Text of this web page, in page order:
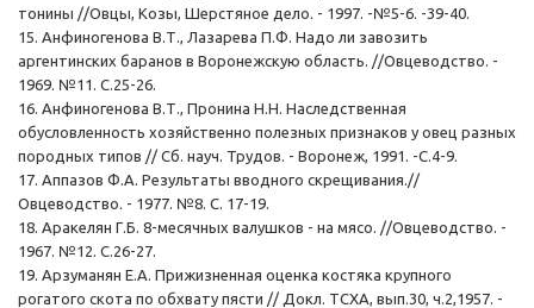
тонины //Овцы, Козы, Шерстяное дело. - 1997. -№5-6. -39-40.
15. Анфиногенова В.Т., Лазарева П.Ф. Надо ли завозить
аргентинских баранов в Воронежскую область. //Овцеводство. -
1969. №11. С.25-26.
16. Анфиногенова В.Т., Пронина Н.Н. Наследственная
обусловленность хозяйственно полезных признаков у овец разных
породных типов // Сб. науч. Трудов. - Воронеж, 1991. -С.4-9.
17. Аппазов Ф.А. Результаты вводного скрещивания.//
Овцеводство. - 1977. №8. С. 17-19.
18. Аракелян Г.Б. 8-месячных валушков - на мясо. //Овцеводство. -
1967. №12. С.26-27.
19. Арзуманян Е.А. Прижизненная оценка костяка крупного
рогатого скота по обхвату пясти // Докл. ТСХА, вып.30, ч.2,1957. -